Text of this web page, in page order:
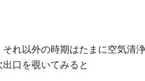
れ以外の時期はたまに空気清
口を覗いてみると